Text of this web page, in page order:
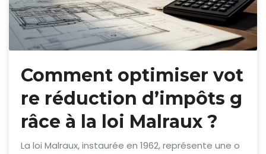
Comment optimiser vot
re réduction d’impôts g
râce à la loi Malraux ?
La loi Malraux, instaurée en 1962, représente une o